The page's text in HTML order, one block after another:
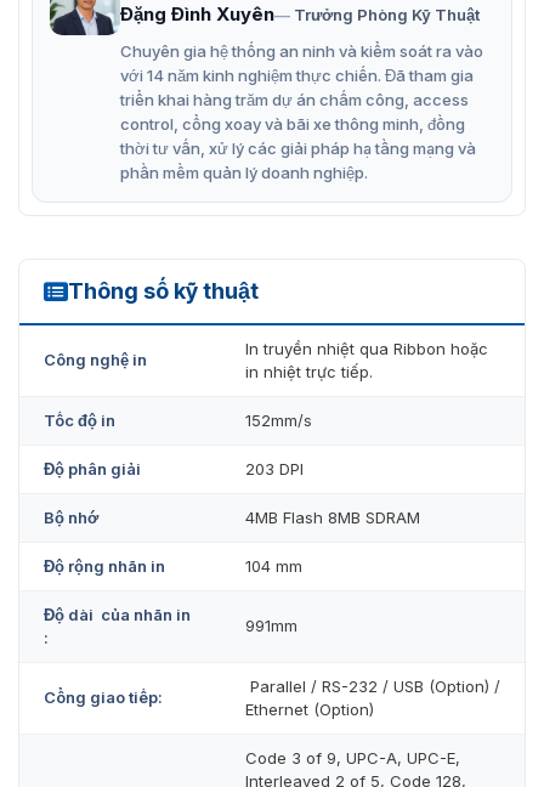
Đặng Đình Xuyên
Trưởng Phòng Kỹ Thuật
Chuyên gia hệ thống an ninh và kiểm soát ra vào
với 14 năm kinh nghiệm thực chiến. Đã tham gia
triển khai hàng trăm dự án chấm công, access
control, cổng xoay và bãi xe thông minh, đồng
thời tư vấn, xử lý các giải pháp hạ tầng mạng và
phần mềm quản lý doanh nghiệp.
Thông số kỹ thuật
GX420T
Công nghệ in
In truyền nhiệt qua Ribbon hoặc
in nhiệt trực tiếp.
Tốc độ in 152mm/s
Độ phân giải 203 DPI
Bộ nhớ 4MB Flash 8MB SDRAM
Độ rộng nhãn in 104 mm
Độ dài của nhãn in
:
991mm
Cổng giao tiếp:
Parallel / RS-232 / USB (Option) /
Ethernet (Option)
Code 3 of 9, UPC-A, UPC-E,
Interleaved 2 of 5, Code 128,